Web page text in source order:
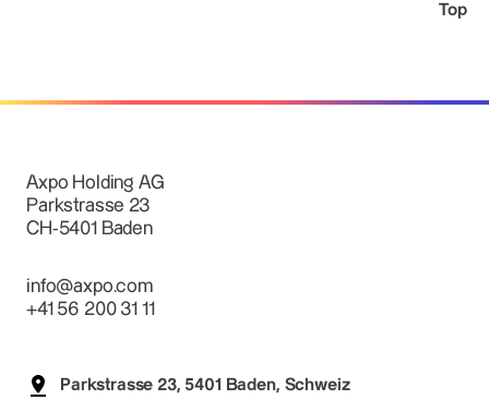
Top
Axpo Holding AG
Parkstrasse 23
CH-5401 Baden
info@axpo.com
+41 56 200 31 11
Parkstrasse 23, 5401 Baden, Schweiz